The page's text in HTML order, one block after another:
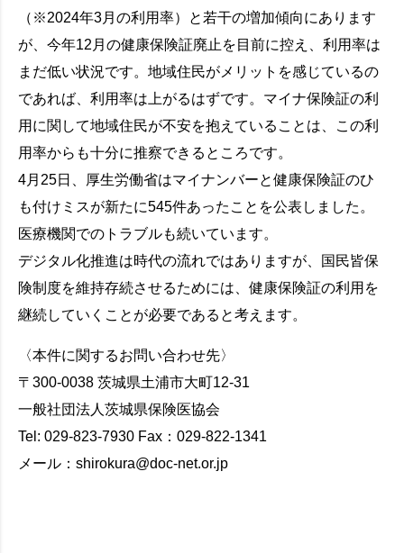
（※2024年3月の利用率）と若干の増加傾向にあります
が、今年12月の健康保険証廃止を目前に控え、利用率は
まだ低い状況です。地域住民がメリットを感じているの
であれば、利用率は上がるはずです。マイナ保険証の利
用に関して地域住民が不安を抱えていることは、この利
用率からも十分に推察できるところです。
4月25日、厚生労働省はマイナンバーと健康保険証のひ
も付けミスが新たに545件あったことを公表しました。
医療機関でのトラブルも続いています。
デジタル化推進は時代の流れではありますが、国民皆保
険制度を維持存続させるためには、健康保険証の利用を
継続していくことが必要であると考えます。
〈本件に関するお問い合わせ先〉
〒300-0038 茨城県土浦市大町12-31
一般社団法人茨城県保険医協会
Tel: 029-823-7930 Fax：029-822-1341
メール：shirokura@doc-net.or.jp